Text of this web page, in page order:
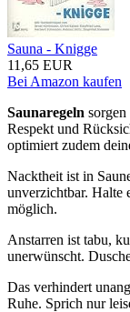
Sauna - Knigge
11,65 EUR
Bei Amazon kaufen
Saunaregeln
Respekt und
optimiert zudem
Nacktheit ist in
unverzichtbar. Halte
möglich.
Anstarren ist tabu,
unerwünscht.
Das verhindert
Ruhe. Sprich nur